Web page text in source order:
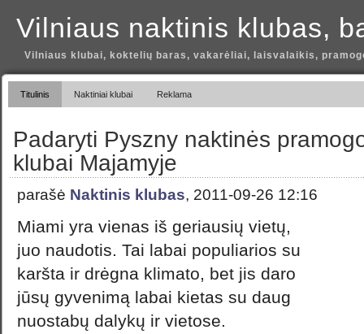
Vilniaus naktinis klubas,
Vilniaus klubai, koktelių baras, vakarėliai, laisvalaikis,
Titulinis Naktiniai klubai Reklama
Padaryti Pyszny naktinės
klubai Majamyje
parašė Naktinis klubas, 2011-09-26 12:16
Miami yra vienas iš geriausių vietų,
juo naudotis. Tai labai populiarios su
karšta ir drėgna klimato, bet jis daro
jūsų gyvenimą labai kietas su daug
nuostabų dalykų ir vietose.